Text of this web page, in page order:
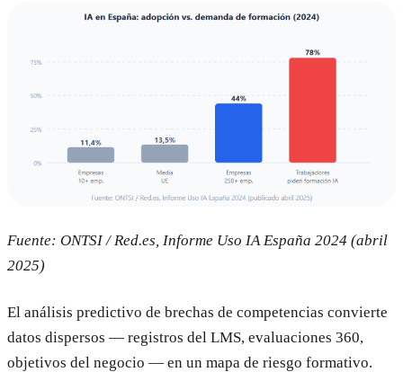
Fuente: ONTSI / Red.es, Informe Uso IA España 2024 (abril
2025)
El análisis predictivo de brechas de competencias convierte
datos dispersos — registros del LMS, evaluaciones 360,
objetivos del negocio — en un mapa de riesgo formativo.